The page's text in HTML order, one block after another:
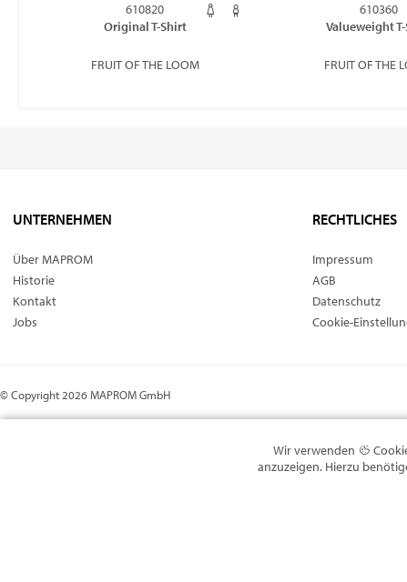
610820
Original T-Shirt
FRUIT OF THE LOOM
610360
Valueweight
FRUIT OF THE
UNTERNEHMEN
Über MAPROM
Historie
Kontakt
Jobs
RECHTLICHES
Impressum
AGB
Datenschutz
Cookie-
© Copyright 2026 MAPROM GmbH
Wir verwenden
anzuzeigen. Hierzu